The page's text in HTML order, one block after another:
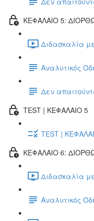
ΚΕΦΑΛΑΙΟ 5:
Διδασκαλία
Αναλυτικός
Δεν
TEST | ΚΕΦΑΛΑΙΟ 5
TEST |
ΚΕΦΑΛΑΙΟ 6:
Διδασκαλία
Αναλυτικός